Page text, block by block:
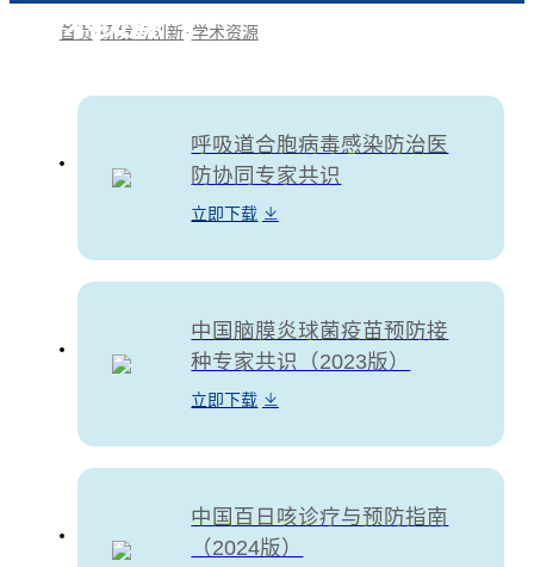
学术资源
首页 · 研发与创新· 学术资源
呼吸道合胞病毒感染防治医
防协同专家共识
立即下载
中国脑膜炎球菌疫苗预防接
种专家共识（2023版）
立即下载
中国百日咳诊疗与预防指南
（2024版）